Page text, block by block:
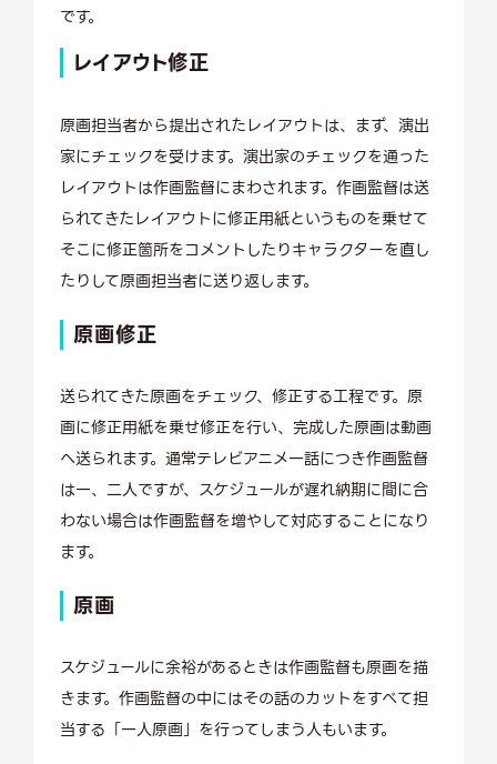
です。
レイアウト修正
原画担当者から提出されたレイアウトは、まず、演出
家にチェックを受けます。演出家のチェックを通った
レイアウトは作画監督にまわされます。作画監督は送
られてきたレイアウトに修正用紙というものを乗せて
そこに修正箇所をコメントしたりキャラクターを直し
たりして原画担当者に送り返します。
原画修正
送られてきた原画をチェック、修正する工程です。原
画に修正用紙を乗せ修正を行い、完成した原画は動画
へ送られます。通常テレビアニメ一話につき作画監督
は一、二人ですが、スケジュールが遅れ納期に間に合
わない場合は作画監督を増やして対応することになり
ます。
原画
スケジュールに余裕があるときは作画監督も原画を描
きます。作画監督の中にはその話のカットをすべて担
当する「一人原画」を行ってしまう人もいます。